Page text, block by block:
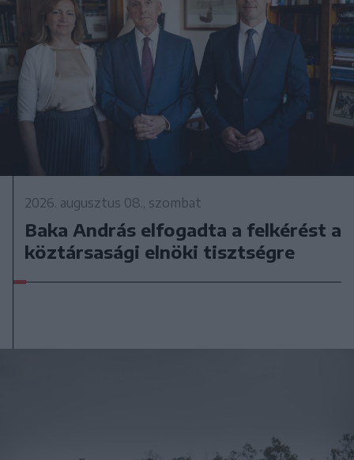
2026. augusztus 08., szombat
Baka András elfogadta a felkérést a
köztársasági elnöki tisztségre